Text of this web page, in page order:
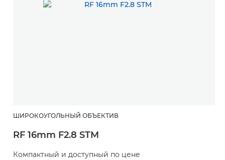
ШИРОКОУГОЛЬНЫЙ ОБЪЕКТИВ
RF 16mm F2.8 STM
Компактный и доступный по цене